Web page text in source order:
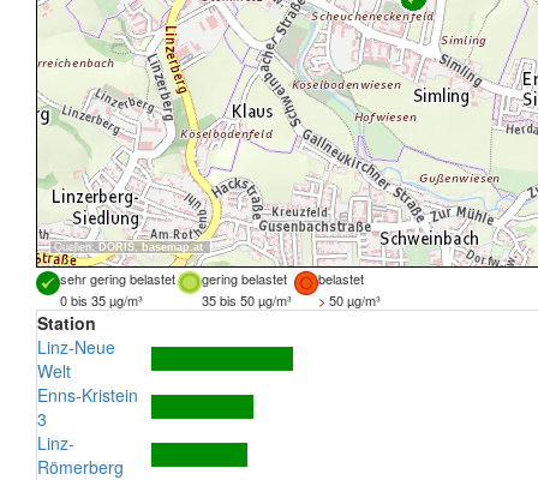
Quellen: DORIS, basemap.at
sehr gering belastet gering belastet
belastet
0 bis 35 µg/m³
35 bis 50 µg/m³ > 50 µg/m³
Station
Linz-Neue
Welt
Enns-Kristein
3
Linz-
Römerberg